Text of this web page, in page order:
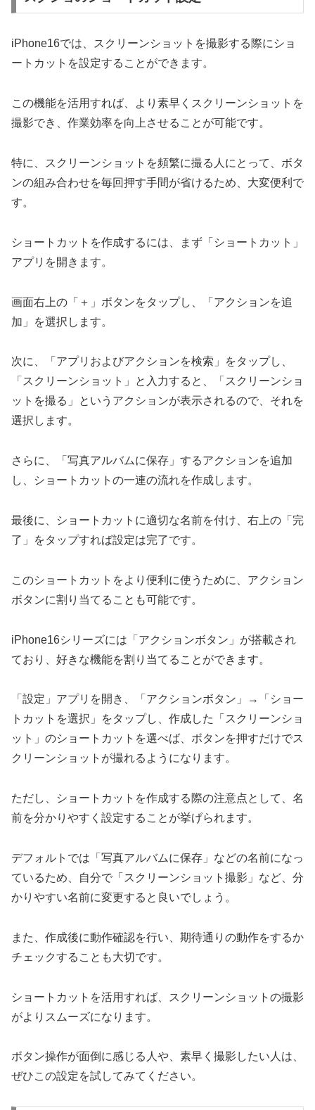
iPhone16では、スクリーンショットを撮影する際にショ
ートカットを設定することができます。
この機能を活用すれば、より素早くスクリーンショットを
撮影でき、作業効率を向上させることが可能です。
特に、スクリーンショットを頻繁に撮る人にとって、ボタ
ンの組み合わせを毎回押す手間が省けるため、大変便利で
す。
ショートカットを作成するには、まず「ショートカット」
アプリを開きます。
画面右上の「＋」ボタンをタップし、「アクションを追
加」を選択します。
次に、「アプリおよびアクションを検索」をタップし、
「スクリーンショット」と入力すると、「スクリーンショ
ットを撮る」というアクションが表示されるので、それを
選択します。
さらに、「写真アルバムに保存」するアクションを追加
し、ショートカットの一連の流れを作成します。
最後に、ショートカットに適切な名前を付け、右上の「完
了」をタップすれば設定は完了です。
このショートカットをより便利に使うために、アクション
ボタンに割り当てることも可能です。
iPhone16シリーズには「アクションボタン」が搭載され
ており、好きな機能を割り当てることができます。
「設定」アプリを開き、「アクションボタン」→「ショー
トカットを選択」をタップし、作成した「スクリーンショ
ット」のショートカットを選べば、ボタンを押すだけでス
クリーンショットが撮れるようになります。
ただし、ショートカットを作成する際の注意点として、名
前を分かりやすく設定することが挙げられます。
デフォルトでは「写真アルバムに保存」などの名前になっ
ているため、自分で「スクリーンショット撮影」など、分
かりやすい名前に変更すると良いでしょう。
また、作成後に動作確認を行い、期待通りの動作をするか
チェックすることも大切です。
ショートカットを活用すれば、スクリーンショットの撮影
がよりスムーズになります。
ボタン操作が面倒に感じる人や、素早く撮影したい人は、
ぜひこの設定を試してみてください。